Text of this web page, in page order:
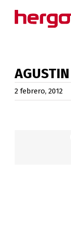
AGUSTIN
2 febrero, 2012